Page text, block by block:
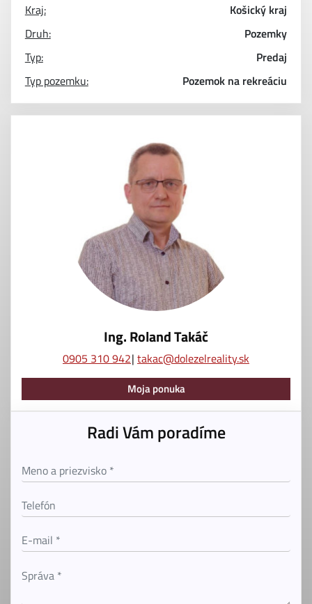
Kraj:
Košický kraj
Druh:
Pozemky
Typ:
Predaj
Typ pozemku:
Pozemok na rekreáciu
Ing. Roland Takáč
0905 310 942 takac@dolezelreality.sk
Moja ponuka
Radi Vám poradíme